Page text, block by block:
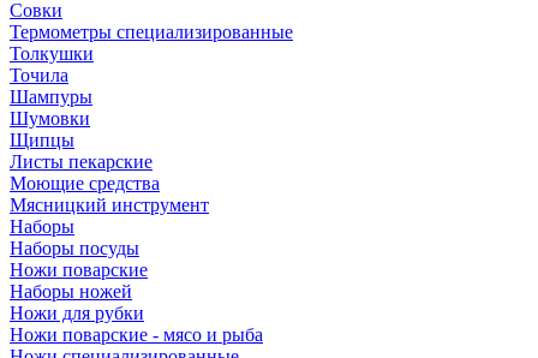
Совки
Термометры специализированные
Толкушки
Точила
Шампуры
Шумовки
Щипцы
Листы пекарские
Моющие средства
Мясницкий инструмент
Наборы
Наборы посуды
Ножи поварские
Наборы ножей
Ножи для рубки
Ножи поварские - мясо и рыба